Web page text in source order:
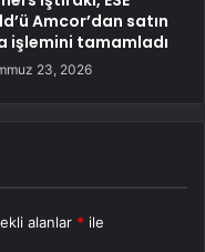
Amcor’dan satın
işlemini tamamladı
23, 2026
alanlar * ile